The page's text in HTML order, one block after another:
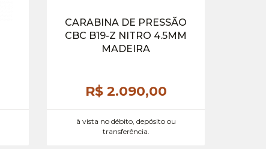
CARABINA DE PRESSÃO
CBC B19-Z NITRO 4.5MM
MADEIRA
R$ 2.090,00
à vista no débito, depósito ou
transferência.